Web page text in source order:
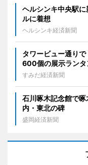
ヘルシンキ中央駅
ルに着想
ヘルシンキ経済新聞
タワービュー通り
600個の展示ランタ
すみだ経済新聞
石川啄木記念館で
内・東北の碑
盛岡経済新聞